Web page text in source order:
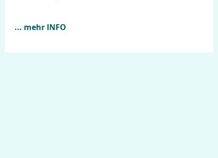
... mehr INFO